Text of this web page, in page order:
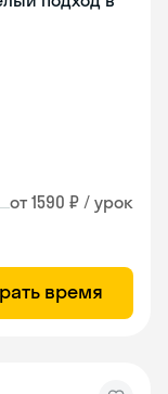
от 1590 ₽ / урок
время